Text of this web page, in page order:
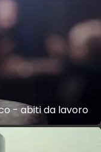
- abiti da lavoro